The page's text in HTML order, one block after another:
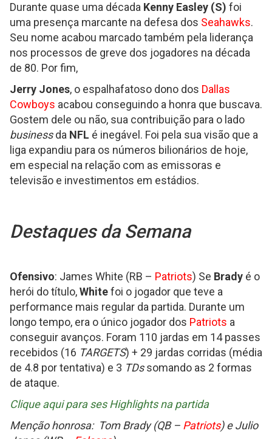
Durante quase uma década Kenny Easley (S) foi
uma presença marcante na defesa dos Seahawks.
Seu nome acabou marcado também pela liderança
nos processos de greve dos jogadores na década
de 80. Por fim,
Jerry Jones, o espalhafatoso dono dos Dallas
Cowboys acabou conseguindo a honra que buscava.
Gostem dele ou não, sua contribuição para o lado
businessda NFL é inegável. Foi pela sua visão que a
liga expandiu para os números bilionários de hoje,
em especial na relação com as emissoras e
televisão e investimentos em estádios.
Destaques da Semana
Ofensivo: James White (RB – Patriots) Se Brady é o
herói do título,Whitefoi o jogador que teve a
performance mais regular da partida. Durante um
longo tempo, era o único jogador dos Patriots a
conseguir avanços. Foram 110 jardas em 14 passes
recebidos (16 TARGETS) + 29 jardas corridas (média
de 4.8 por tentativa) e 3 TDssomando as 2 formas
de ataque.
Clique aqui para ses Highlights na partida
Menção honrosa: Tom Brady (QB – Patriots) e Julio